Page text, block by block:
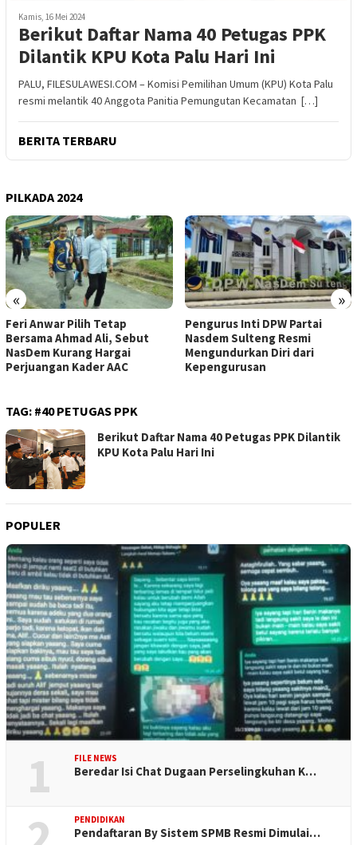
Kamis, 16 Mei 2024
Berikut Daftar Nama 40 Petugas PPK
Dilantik KPU Kota Palu Hari Ini
PALU, FILESULAWESI.COM – Komisi Pemilihan Umum (KPU) Kota Palu
resmi melantik 40 Anggota Panitia Pemungutan Kecamatan […]
BERITA TERBARU
PILKADA 2024
« »
Feri Anwar Pilih Tetap
Bersama Ahmad Ali, Sebut
NasDem Kurang Hargai
Perjuangan Kader AAC
Pengurus Inti DPW Partai
Nasdem Sulteng Resmi
Mengundurkan Diri dari
Kepengurusan
TAG: #40 PETUGAS PPK
Berikut Daftar Nama 40 Petugas PPK Dilantik
KPU Kota Palu Hari Ini
POPULER
1 FILE NEWS
Beredar Isi Chat Dugaan Perselingkuhan K…
PENDIDIKAN
Pendaftaran By Sistem SPMB Resmi Dimulai…